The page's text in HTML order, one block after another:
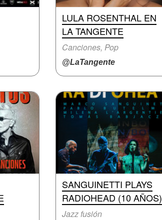
LULA ROSENTHAL EN
LA TANGENTE
Canciones, Pop
@LaTangente
SANGUINETTI PLAYS
RADIOHEAD (10 AÑOS)
Jazz fusión